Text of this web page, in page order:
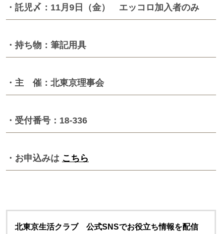
・託児〆：11月9日（金） エッコロ加入者のみ
・持ち物：筆記用具
・主 催：北東京理事会
・受付番号：18-336
・お申込みは こちら
北東京生活クラブ 公式SNSでお役立ち情報を配信